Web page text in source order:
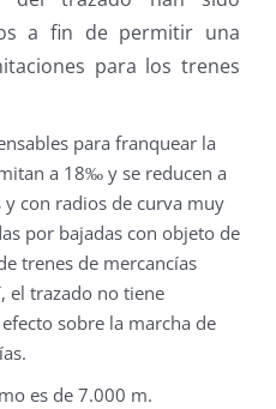
a fin de permitir una
para los trenes
para franquear la
a 18‰ y se reducen a
con radios de curva muy
por bajadas con objeto de
trenes de mercancías
el trazado no tiene
sobre la marcha de
es de 7.000 m.